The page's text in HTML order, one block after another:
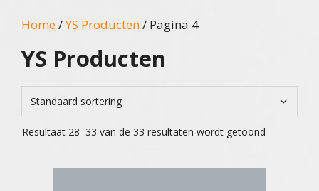
Home/YS Producten/ Pagina 4
YS Producten
Resultaat 28–33 van de 33 resultaten wordt getoond